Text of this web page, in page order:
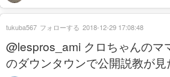
@lespros_ami クロちゃんのマ
のダウンタウンで公開説教が見
tukuba567 フォローする 2018-12-29 17:08:48